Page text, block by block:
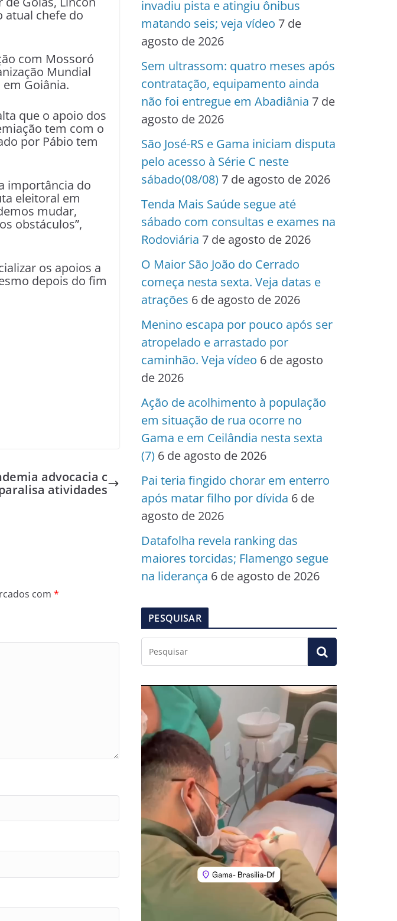
atual chefe do
com Mossoró
Mundial
Goiânia.
que o apoio dos
tem com o
por Pábio tem
importância do
eleitoral em
mudar,
obstáculos”,
os apoios a
depois do fim
advocacia c
atividades
com *
invadiu pista e atingiu ônibus
matando seis; veja vídeo 7 de
agosto de 2026
Sem ultrassom: quatro meses após
contratação, equipamento ainda
não foi entregue em Abadiânia 7 de
agosto de 2026
São José-RS e Gama iniciam disputa
pelo acesso à Série C neste
sábado(08/08) 7 de agosto de 2026
Tenda Mais Saúde segue até
sábado com consultas e exames na
Rodoviária 7 de agosto de 2026
O Maior São João do Cerrado
começa nesta sexta. Veja datas e
atrações 6 de agosto de 2026
Menino escapa por pouco após ser
atropelado e arrastado por
caminhão. Veja vídeo 6 de agosto
de 2026
Ação de acolhimento à população
em situação de rua ocorre no
Gama e em Ceilândia nesta sexta
(7) 6 de agosto de 2026
Pai teria fingido chorar em enterro
após matar filho por dívida 6 de
agosto de 2026
Datafolha revela ranking das
maiores torcidas; Flamengo segue
na liderança 6 de agosto de 2026
PESQUISAR